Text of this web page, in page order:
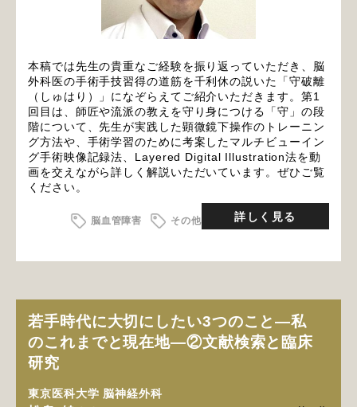
本稿では先生の貴重なご経験を振り返っていただき、脳
外科医の手術手技習得の道筋を千利休の説いた「守破離
（しゅはり）」になぞらえてご紹介いただきます。第1
回目は、師匠や流派の教えを守り身につける「守」の段
階について、先生が実践した顕微鏡下操作のトレーニン
グ方法や、手術学習のために考案したマルチビューイン
グ手術映像記録法、Layered Digital Illustration法を動
画を交えながら詳しく解説いただいています。ぜひご覧
ください。
脳血管障害 その他 詳しく見る
若手時代に大切にしたい3つのこと―私
のこれまでと現在地―②文献検索と臨床
研究
東京医科大学 脳神経外科